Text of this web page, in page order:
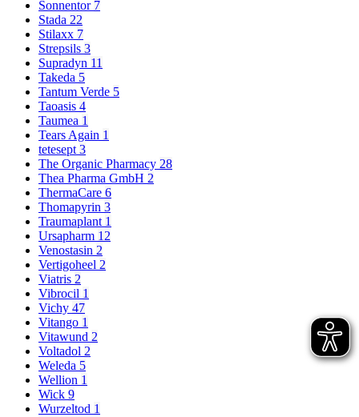
Sonnentor 7
Stada 22
Stilaxx 7
Strepsils 3
Supradyn 11
Takeda 5
Tantum Verde 5
Taoasis 4
Taumea 1
Tears Again 1
tetesept 3
The Organic Pharmacy 28
Thea Pharma GmbH 2
ThermaCare 6
Thomapyrin 3
Traumaplant 1
Ursapharm 12
Venostasin 2
Vertigoheel 2
Viatris 2
Vibrocil 1
Vichy 47
Vitango 1
Vitawund 2
Voltadol 2
Weleda 5
Wellion 1
Wick 9
Wurzeltod 1